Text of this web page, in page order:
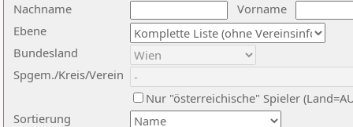
Nachname
Vorname
Ebene
Sortierung
Bundesland
Spgem./Kreis/Verein
Nur "österreichische" Spieler